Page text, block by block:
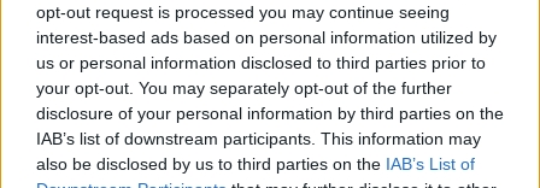
opt-out request is processed you may continue seeing
interest-based ads based on personal information utilized by
us or personal information disclosed to third parties prior to
your opt-out. You may separately opt-out of the further
disclosure of your personal information by third parties on the
IAB’s list of downstream participants. This information may
also be disclosed by us to third parties on the IAB’s List of
bilfragan@vibilagare.se.
Fråga:Numer är de flesta bilar utrustade med ett fäste för
bogserögla fram. Är det något som hindrar att man
ersätter öglan med en dragkrok, som används tillfälligt vid
sjösättning och framför allt upptagning av båten? Fördelen